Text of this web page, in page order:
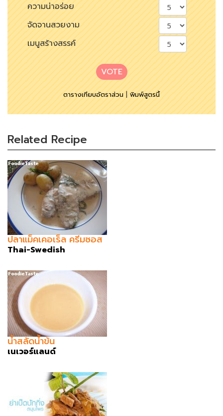
ความน่าอร่อย
จัดจานสวยงาม
เมนูสร้างสรรค์
VOTE
ตารางเทียบอัตราส่วน|พิมพ์สูตรนี้
Related Recipe
ปลาแม็คเคอเร็ล ครีมซอส
Thai-Swedish
น้ำสลัดน้ำข้น
เนเวอร์แลนด์